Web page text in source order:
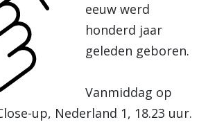
eeuw werd
honderd jaar
geleden geboren.
Vanmiddag op
up, Nederland 1, 18.23 uur.